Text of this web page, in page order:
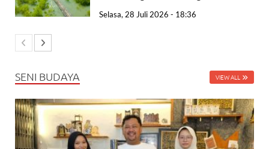
Selasa, 28 Juli 2026 - 18:36
SENI BUDAYA VIEW ALL